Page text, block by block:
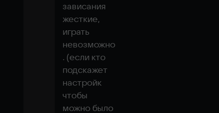
зависания
жесткие,
играть
невозможно
. (если кто
подскажет
настройк
чтобы
можно было